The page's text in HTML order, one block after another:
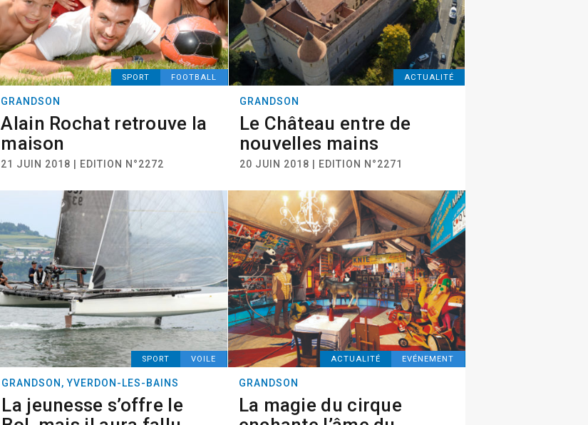
SPORT FOOTBALL
GRANDSON
Alain Rochat retrouve la
maison
21 JUIN 2018 | EDITION N°2272
ACTUALITÉ
GRANDSON
Le Château entre de
nouvelles mains
20 JUIN 2018 | EDITION N°2271
SPORT VOILE
GRANDSON, YVERDON-LES-BAINS
La jeunesse s’offre le
ACTUALITÉ EVÉNEMENT
GRANDSON
La magie du cirque